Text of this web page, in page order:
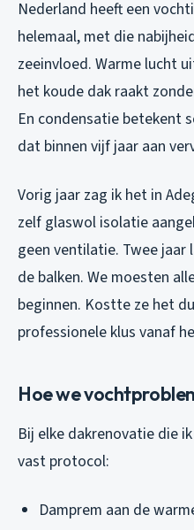
Nederland heeft een
helemaal, met die
zeeinvloed. Warme lucht
het koude dak raakt
En condensatie betekent
dat binnen vijf jaar aan
Vorig jaar zag ik het in
zelf glaswol isolatie
geen ventilatie. Twee
de balken. We moesten
beginnen. Kostte ze het
professionele klus vanaf
Hoe we
Bij elke dakrenovatie die
vast protocol:
Damprem aan de